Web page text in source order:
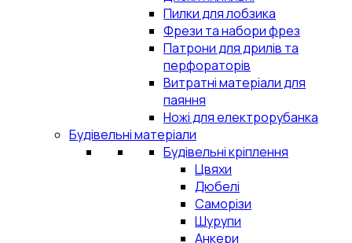
Пилки для лобзика
Фрези та набори фрез
Патрони для дрилів та
перфораторів
Витратні матеріали для
паяння
Ножі для електрорубанка
Будівельні матеріали
Будівельні кріплення
Цвяхи
Дюбелі
Саморізи
Шурупи
Анкери